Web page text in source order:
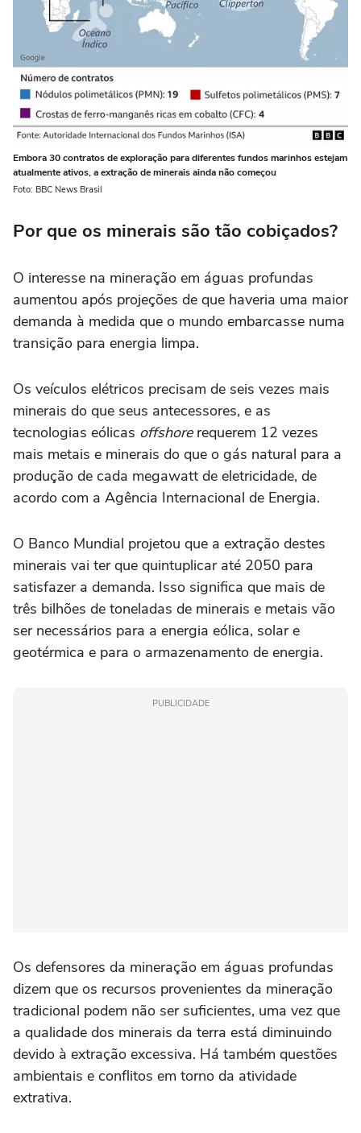
Embora 30 contratos de exploração para diferentes fundos marinhos estejam
atualmente ativos, a extração de minerais ainda não começou
Foto: BBC News Brasil
Por que os minerais são tão cobiçados?
O interesse na mineração em águas profundas
aumentou após projeções de que haveria uma maior
demanda à medida que o mundo embarcasse numa
transição para energia limpa.
Os veículos elétricos precisam de seis vezes mais
minerais do que seus antecessores, e as
tecnologias eólicas offshorerequerem 12 vezes
mais metais e minerais do que o gás natural para a
produção de cada megawatt de eletricidade, de
acordo com a Agência Internacional de Energia.
O Banco Mundial projetou que a extração destes
minerais vai ter que quintuplicar até 2050 para
satisfazer a demanda. Isso significa que mais de
três bilhões de toneladas de minerais e metais vão
ser necessários para a energia eólica, solar e
geotérmica e para o armazenamento de energia.
PUBLICIDADE
Os defensores da mineração em águas profundas
dizem que os recursos provenientes da mineração
tradicional podem não ser suficientes, uma vez que
a qualidade dos minerais da terra está diminuindo
devido à extração excessiva. Há também questões
ambientais e conflitos em torno da atividade
extrativa.